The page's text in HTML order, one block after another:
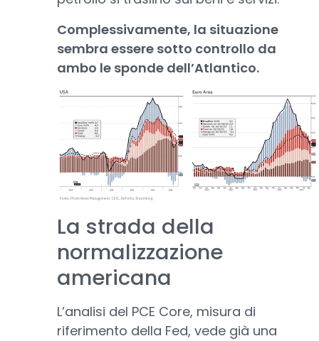
Complessivamente, la situazione
sembra essere sotto controllo da
ambo le sponde dell’Atlantico.
La strada della
normalizzazione
americana
L’analisi del PCE Core, misura di
riferimento della Fed, vede già una